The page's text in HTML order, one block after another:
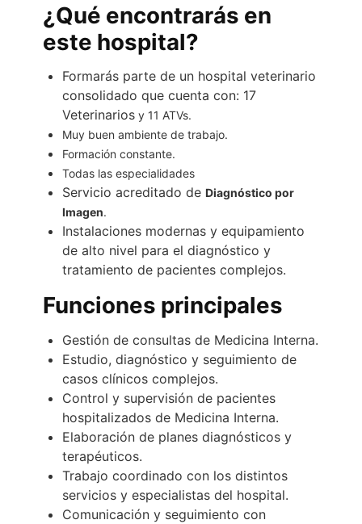
¿Qué encontrarás en
este hospital?
Formarás parte de un hospital veterinario
consolidado que cuenta con: 17
Veterinarios y 11 ATVs.
Muy buen ambiente de trabajo.
Formación constante.
Todas las especialidades
Servicio acreditado de Diagnóstico por
Imagen.
Instalaciones modernas y equipamiento
de alto nivel para el diagnóstico y
tratamiento de pacientes complejos.
Funciones principales
Gestión de consultas de Medicina Interna.
Estudio, diagnóstico y seguimiento de
casos clínicos complejos.
Control y supervisión de pacientes
hospitalizados de Medicina Interna.
Elaboración de planes diagnósticos y
terapéuticos.
Trabajo coordinado con los distintos
servicios y especialistas del hospital.
Comunicación y seguimiento con